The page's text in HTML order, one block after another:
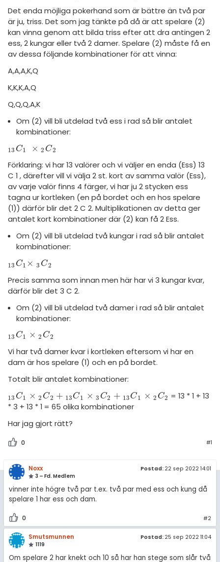
Det enda möjliga pokerhand som är bättre än två par
är ju, triss. Det som jag tänkte på då är att spelare (2)
kan vinna genom att bilda triss efter att dra antingen 2
ess, 2 kungar eller två 2 damer. Spelare (2) måste få en
av dessa följande kombinationer för att vinna:
A,A,A,K,Q
K,K,K,A,Q
Q,Q,Q,A,K
Om (2) vill bli utdelad två ess i rad så blir antalet
kombinationer:
C1
13 × C2
2
C113× C2 2
Förklaring: vi har 13 valörer och vi väljer en enda (Ess) 13
C 1 , därefter vill vi välja 2 st. kort av samma valör (Ess),
av varje valör finns 4 färger, vi har ju 2 stycken ess
tagna ur kortleken (en på bordet och en hos spelare
(1)) därför blir det 2 C 2. Multiplikationen av detta ger
antalet kort kombinationer där (2) kan få 2 Ess.
Om (2) vill bli utdelad två kungar i rad så blir antalet
kombinationer:
C1
13 × C2
3
C113× C 23
Precis samma som innan men här har vi 3 kungar kvar,
därför blir det 3 C 2.
Om (2) vill bli utdelad två damer i rad så blir antalet
kombinationer:
C1
13 × C2
2
C113× C2 2
Vi har två damer kvar i kortleken eftersom vi har en
dam är hos spelare (1) och en på bordet.
Totalt blir antalet kombinationer:
C1
13 × C2
2 + C1
13 × C2
3 + C1
13 × C2
2
C113× C2 2+C1 13× C23+ C113×C2 2
= 13 * 1 + 13
* 3 + 13 * 1 = 65 olika kombinationer
Har jag gjort rätt?
0 #1
Noxx
3 – Fd. Medlem
Postad: 22 sep 2022 14:01
vinner inte högre två par t.ex. två par med ess och kung då
spelare 1 har ess och dam.
0 #2
Smutsmunnen
1119
Postad: 25 sep 2022 11:04
Om spelare 2 har knekt och 10 så har han stege som slår två